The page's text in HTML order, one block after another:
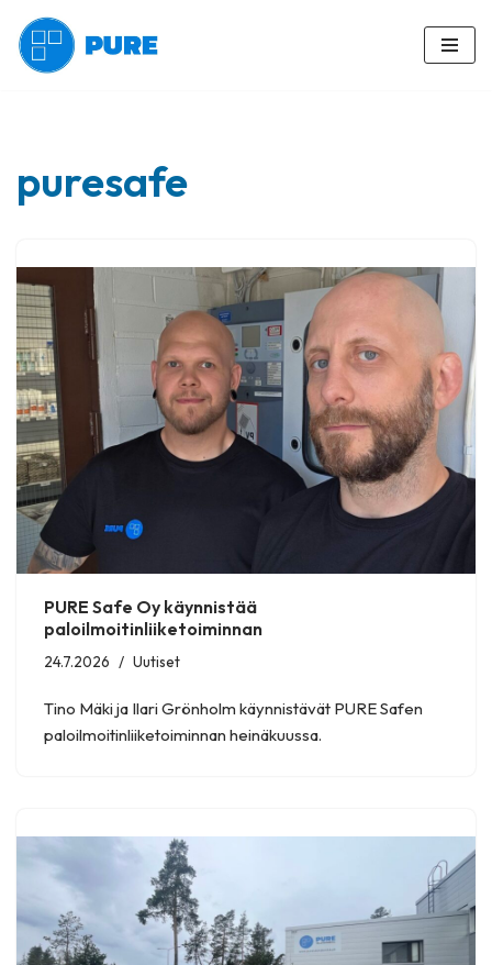
Siirry
puresafe
PURE Safe Oy käynnistää
paloilmoitinliiketoiminnan
24.7.2026 Uutiset
Tino Mäki ja Ilari Grönholm käynnistävät PURE Safen
paloilmoitinliiketoiminnan heinäkuussa.